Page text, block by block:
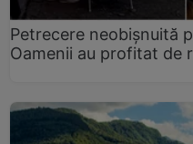
Petrecere neobișnuită
Oamenii au profitat de